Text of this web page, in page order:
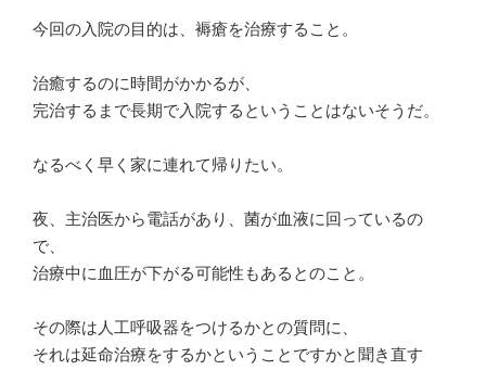
今回の入院の目的は、褥瘡を治療すること。
治癒するのに時間がかかるが、
完治するまで長期で入院するということはないそうだ。
なるべく早く家に連れて帰りたい。
夜、主治医から電話があり、菌が血液に回っているの
で、
治療中に血圧が下がる可能性もあるとのこと。
その際は人工呼吸器をつけるかとの質問に、
それは延命治療をするかということですかと聞き直す